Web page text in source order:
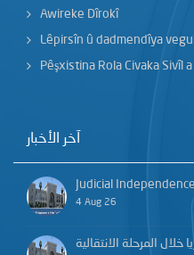
Awireke Dîrokî
Lêpirsîn û dadmendîya
Pêşxistina Rola Civaka Sivîl
آخر الأخبار
Judicial
4 Aug 26
المرحلة الانتقالية